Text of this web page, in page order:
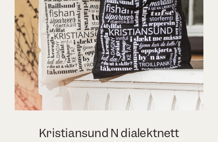
Kristiansund N dialektnett